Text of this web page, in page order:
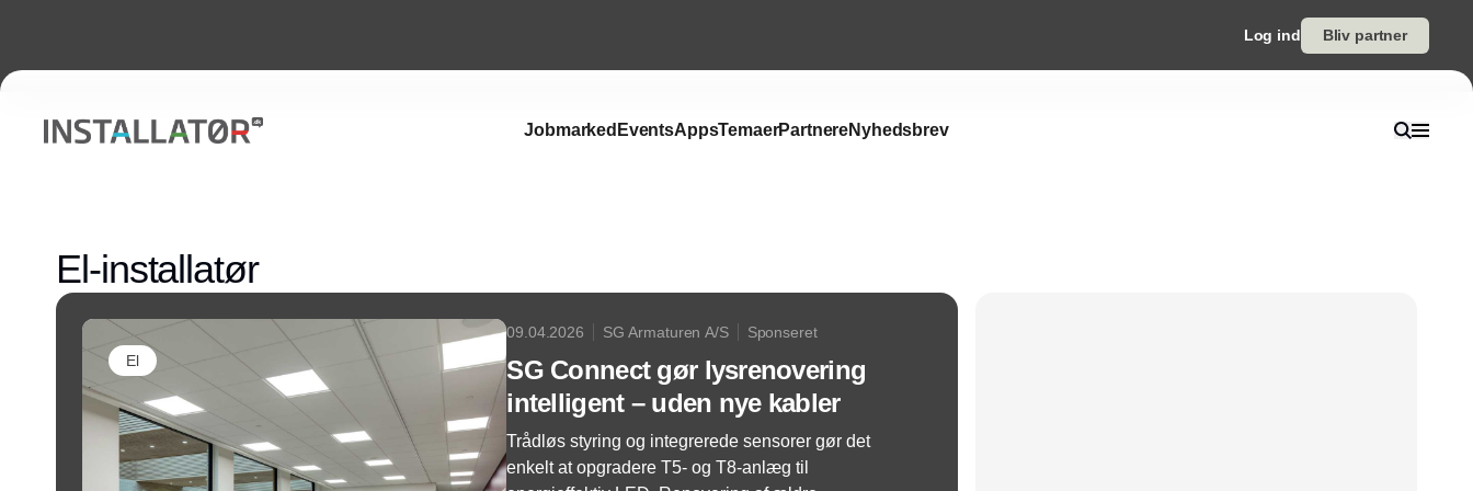
Log ind Bliv partner
Jobmarked EventsAppsTemaerPartnereNyhedsbrev
El-installatør
El
09.04.2026 SG Armaturen A/S Sponseret
SG Connect gør lysrenovering
intelligent – uden nye kabler
Trådløs styring og integrerede sensorer gør det
enkelt at opgradere T5- og T8-anlæg til